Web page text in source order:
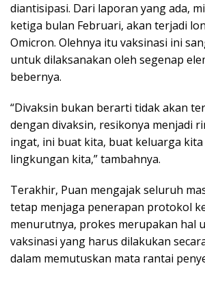
diantisipasi. Dari laporan yang ada,
ketiga bulan Februari, akan terjadi
Omicron. Olehnya itu vaksinasi ini
untuk dilaksanakan oleh segenap
bebernya.
“Divaksin bukan berarti tidak akan
dengan divaksin, resikonya menjadi
ingat, ini buat kita, buat keluarga
lingkungan kita,” tambahnya.
Terakhir, Puan mengajak seluruh
tetap menjaga penerapan protokol
menurutnya, prokes merupakan hal
vaksinasi yang harus dilakukan
dalam memutuskan mata rantai